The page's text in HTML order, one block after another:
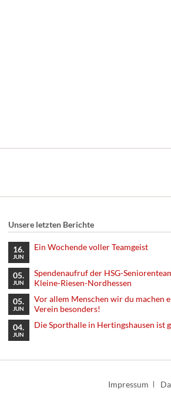
Unsere letzten Berichte
16.
JUN
Ein Wochende voller Teamgeist
05.
JUN
Spendenaufruf der HSG-
Kleine-Riesen-Nordhessen
05.
JUN
Vor allem Menschen wir du machen
Verein besonders!
04.
JUN
Die Sporthalle in Hertingshausen ist
Navigation
Impressum